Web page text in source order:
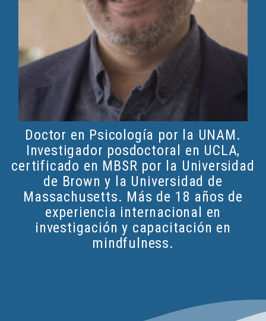
Doctor en Psicología por la UNAM.
Investigador posdoctoral en UCLA,
certificado en MBSR por la Universidad
de Brown y la Universidad de
Massachusetts. Más de 18 años de
experiencia internacional en
investigación y capacitación en
mindfulness.